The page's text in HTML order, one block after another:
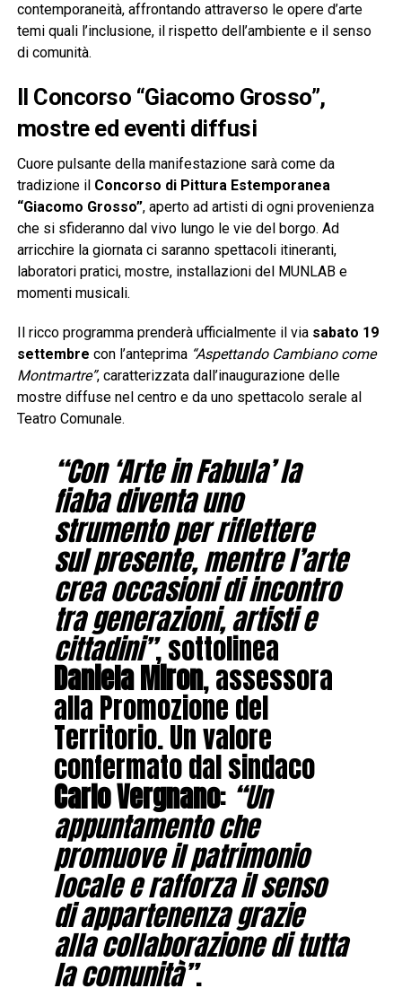
contemporaneità, affrontando attraverso le opere d’arte
temi quali l’inclusione, il rispetto dell’ambiente e il senso
di comunità.
Il Concorso “Giacomo Grosso”,
mostre ed eventi diffusi
Cuore pulsante della manifestazione sarà come da
tradizione il Concorso di Pittura Estemporanea
“Giacomo Grosso”, aperto ad artisti di ogni provenienza
che si sfideranno dal vivo lungo le vie del borgo. Ad
arricchire la giornata ci saranno spettacoli itineranti,
laboratori pratici, mostre, installazioni del MUNLAB e
momenti musicali.
Il ricco programma prenderà ufficialmente il via sabato 19
settembre con l’anteprima “Aspettando Cambiano come
Montmartre”, caratterizzata dall’inaugurazione delle
mostre diffuse nel centro e da uno spettacolo serale al
Teatro Comunale.
“Con ‘Arte in Fabula’ la
fiaba diventa uno
strumento per riflettere
sul presente, mentre l’arte
crea occasioni di incontro
tra generazioni, artisti e
cittadini”, sottolinea
Daniela Miron, assessora
alla Promozione del
Territorio. Un valore
confermato dal sindaco
Carlo Vergnano: “Un
appuntamento che
promuove il patrimonio
locale e rafforza il senso
di appartenenza grazie
alla collaborazione di tutta
la comunità”.